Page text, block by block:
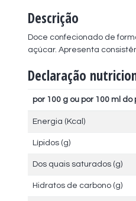
Descrição
Doce confecionado de
açúcar. Apresenta
Declaração
por 100 g ou por 100 ml do
Energia (Kcal)
Lípidos (g)
Dos quais saturados (g)
Hidratos de carbono (g)